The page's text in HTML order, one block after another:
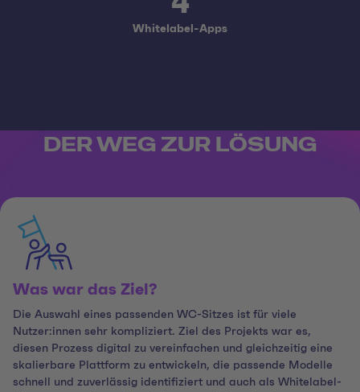
Whitelabel-Apps
DER WEG ZUR LÖSUNG
Was war das Ziel?
Die Auswahl eines passenden WC-Sitzes ist für viele
Nutzer:innen sehr kompliziert. Ziel des Projekts war es,
diesen Prozess digital zu vereinfachen und gleichzeitig eine
skalierbare Plattform zu entwickeln, die passende Modelle
schnell und zuverlässig identifiziert und auch als Whitelabel-